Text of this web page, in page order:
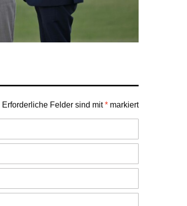
Erforderliche Felder sind mit* markiert